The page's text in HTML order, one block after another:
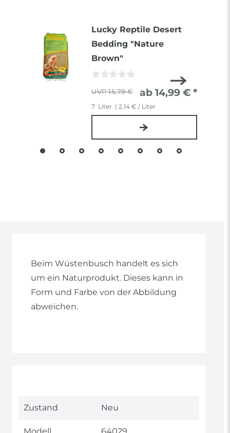
Lucky Reptile Desert
Bedding "Nature
Brown"
15,79 € ab 14,99 € *
7 Liter | 2,14 € / Liter
Beim Wüstenbusch handelt es sich
um ein Naturprodukt. Dieses kann in
Form und Farbe von der Abbildung
abweichen.
Technisches
Wert
Zustand Neu